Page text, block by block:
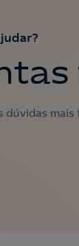
dúvidas mais